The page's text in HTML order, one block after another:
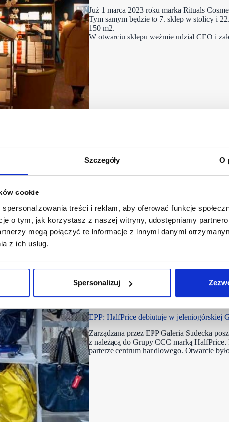
Szczegóły O
cookie
treści i reklam, aby oferować funkcje
o tym, jak korzystasz z naszej witryny, udostępniamy
mogą połączyć te informacje z innymi danymi
z ich usług.
Spersonalizuj
Już 1 marca 2023 roku marka Rituals
Tym samym będzie to 7. sklep w stolicy i
150 m2.
W otwarciu sklepu weźmie udział CEO i
20/02/2023 EPP Galeria
EPP: HalfPrice debiutuje w jeleniogórskiej
Zarządzana przez EPP Galeria Sudecka
z należącą do Grupy CCC marką
parterze centrum handlowego. Otwarcie